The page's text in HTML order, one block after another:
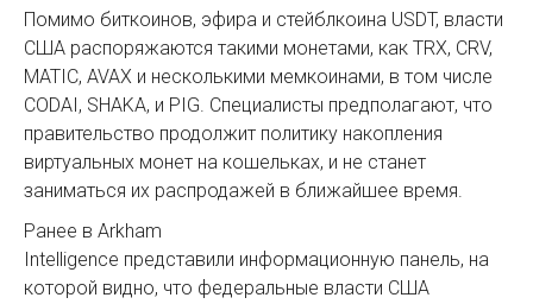
Помимо биткоинов, эфира и стейблкоина USDT, власти
США распоряжаются такими монетами, как TRX, CRV,
MATIC, AVAX и несколькими мемкоинами, в том числе
CODAI, SHAKA, и PIG. Специалисты предполагают, что
правительство продолжит политику накопления
виртуальных монет на кошельках, и не станет
заниматься их распродажей в ближайшее время.
Ранее в Arkham
Intelligence представили информационную панель, на
которой видно, что федеральные власти США